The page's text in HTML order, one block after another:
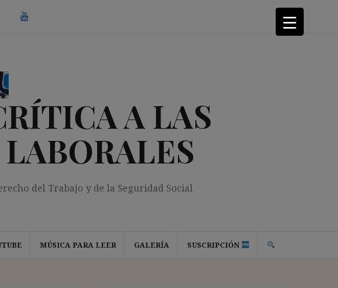
A LAS
del Trabajo y de la Seguridad Social
MÚSICA PARA LEER GALERÍA SUSCRIPCIÓN